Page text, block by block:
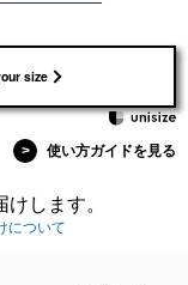
size
> 使い方ガイドを見る
けします。
について